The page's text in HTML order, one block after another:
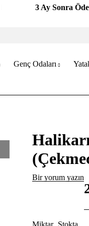
3 Ay Sonra
Genç Odaları
Bir yorum yazın
Miktar Stokta